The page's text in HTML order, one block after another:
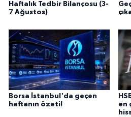
Haftalık Tedbir Bilançosu (3-
7 Ağustos)
Borsa İstanbul'da geçen
haftanın özeti!
en